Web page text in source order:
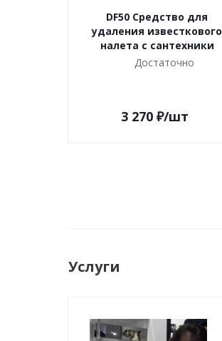
DF50 Cредство для
удаления известкового
налета с сантехники
Достаточно
3 270₽/шт
Услуги